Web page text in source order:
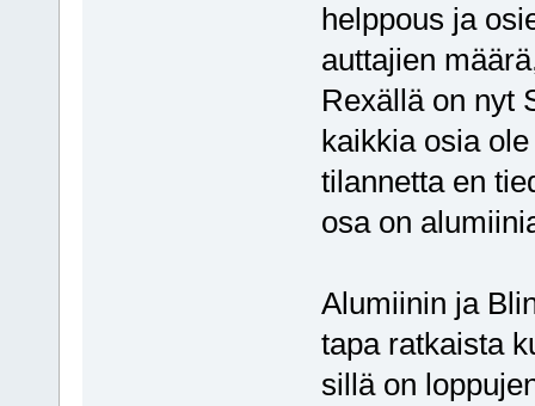
helppous ja
auttajien
Rexällä on nyt
kaikkia osia
tilannetta en
osa on
Alumiinin ja
tapa ratkaista
sillä on